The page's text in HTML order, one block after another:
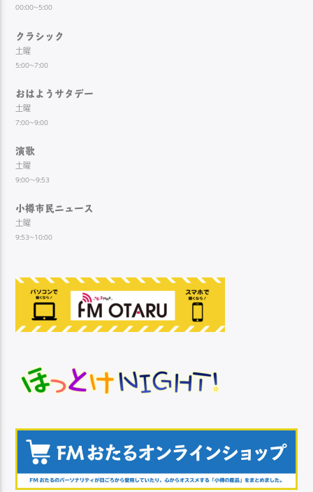
00:00~5:00
クラシック
土曜
5:00~7:00
おはようサタデー
土曜
7:00~9:00
演歌
土曜
9:00～9:53
小樽市民ニュース
土曜
9:53~10:00